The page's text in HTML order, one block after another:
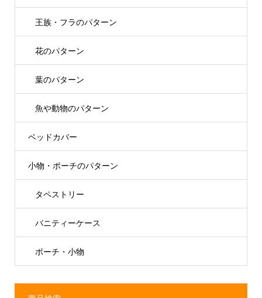
王族・フラのパターン
花のパターン
葉のパターン
魚や動物のパターン
ベッドカバー
小物・ポーチのパターン
タペストリー
バニティーケース
ポーチ・小物